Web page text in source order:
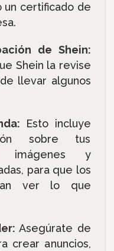
un certificado de
de Shein:
Shein la revise
llevar algunos
Esto incluye
sobre tus
imágenes y
para que los
ver lo que
Asegúrate de
crear anuncios,